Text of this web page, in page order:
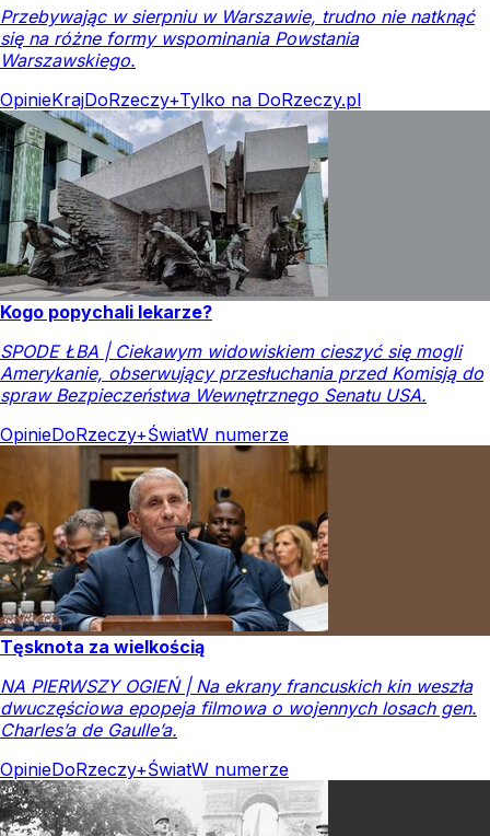
Przebywając w sierpniu w Warszawie, trudno nie natknąć
się na różne formy wspominania Powstania
Warszawskiego.
OpinieKrajDoRzeczy+Tylko na DoRzeczy.pl
Kogo popychali lekarze?
SPODE ŁBA | Ciekawym widowiskiem cieszyć się mogli
Amerykanie, obserwujący przesłuchania przed Komisją do
spraw Bezpieczeństwa Wewnętrznego Senatu USA.
OpinieDoRzeczy+ŚwiatW numerze
Tęsknota za wielkością
NA PIERWSZY OGIEŃ | Na ekrany francuskich kin weszła
dwuczęściowa epopeja filmowa o wojennych losach gen.
Charles’a de Gaulle’a.
OpinieDoRzeczy+ŚwiatW numerze